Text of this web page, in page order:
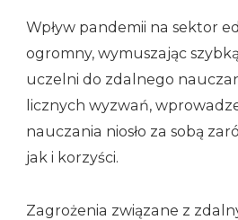
Wpływ pandemii na sektor
ogromny, wymuszając
uczelni do zdalnego
licznych wyzwań,
nauczania niosło za sobą
jak i korzyści.
Zagrożenia związane z